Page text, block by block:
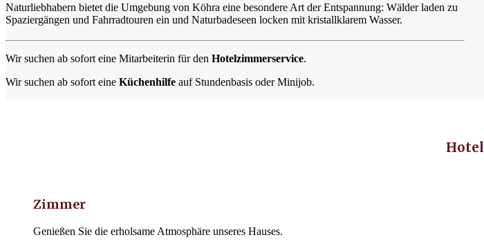
Naturliebhabern bietet die Umgebung von Köhra eine besondere Art der Entspannung: Wälder laden zu
Spaziergängen und Fahrradtouren ein und Naturbadeseen locken mit kristallklarem Wasser.
Wir suchen ab sofort eine Mitarbeiterin für den Hotelzimmerservice.
Wir suchen ab sofort eine Küchenhilfe auf Stundenbasis oder Minijob.
Hotel
Zimmer
Genießen Sie die erholsame Atmosphäre unseres Hauses.